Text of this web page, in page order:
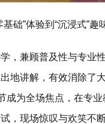
础”体验到“沉浸式”趣
，兼顾普及性与专业
地讲解，有效消除了
成为全场焦点，在专
，现场惊叹与欢笑不断